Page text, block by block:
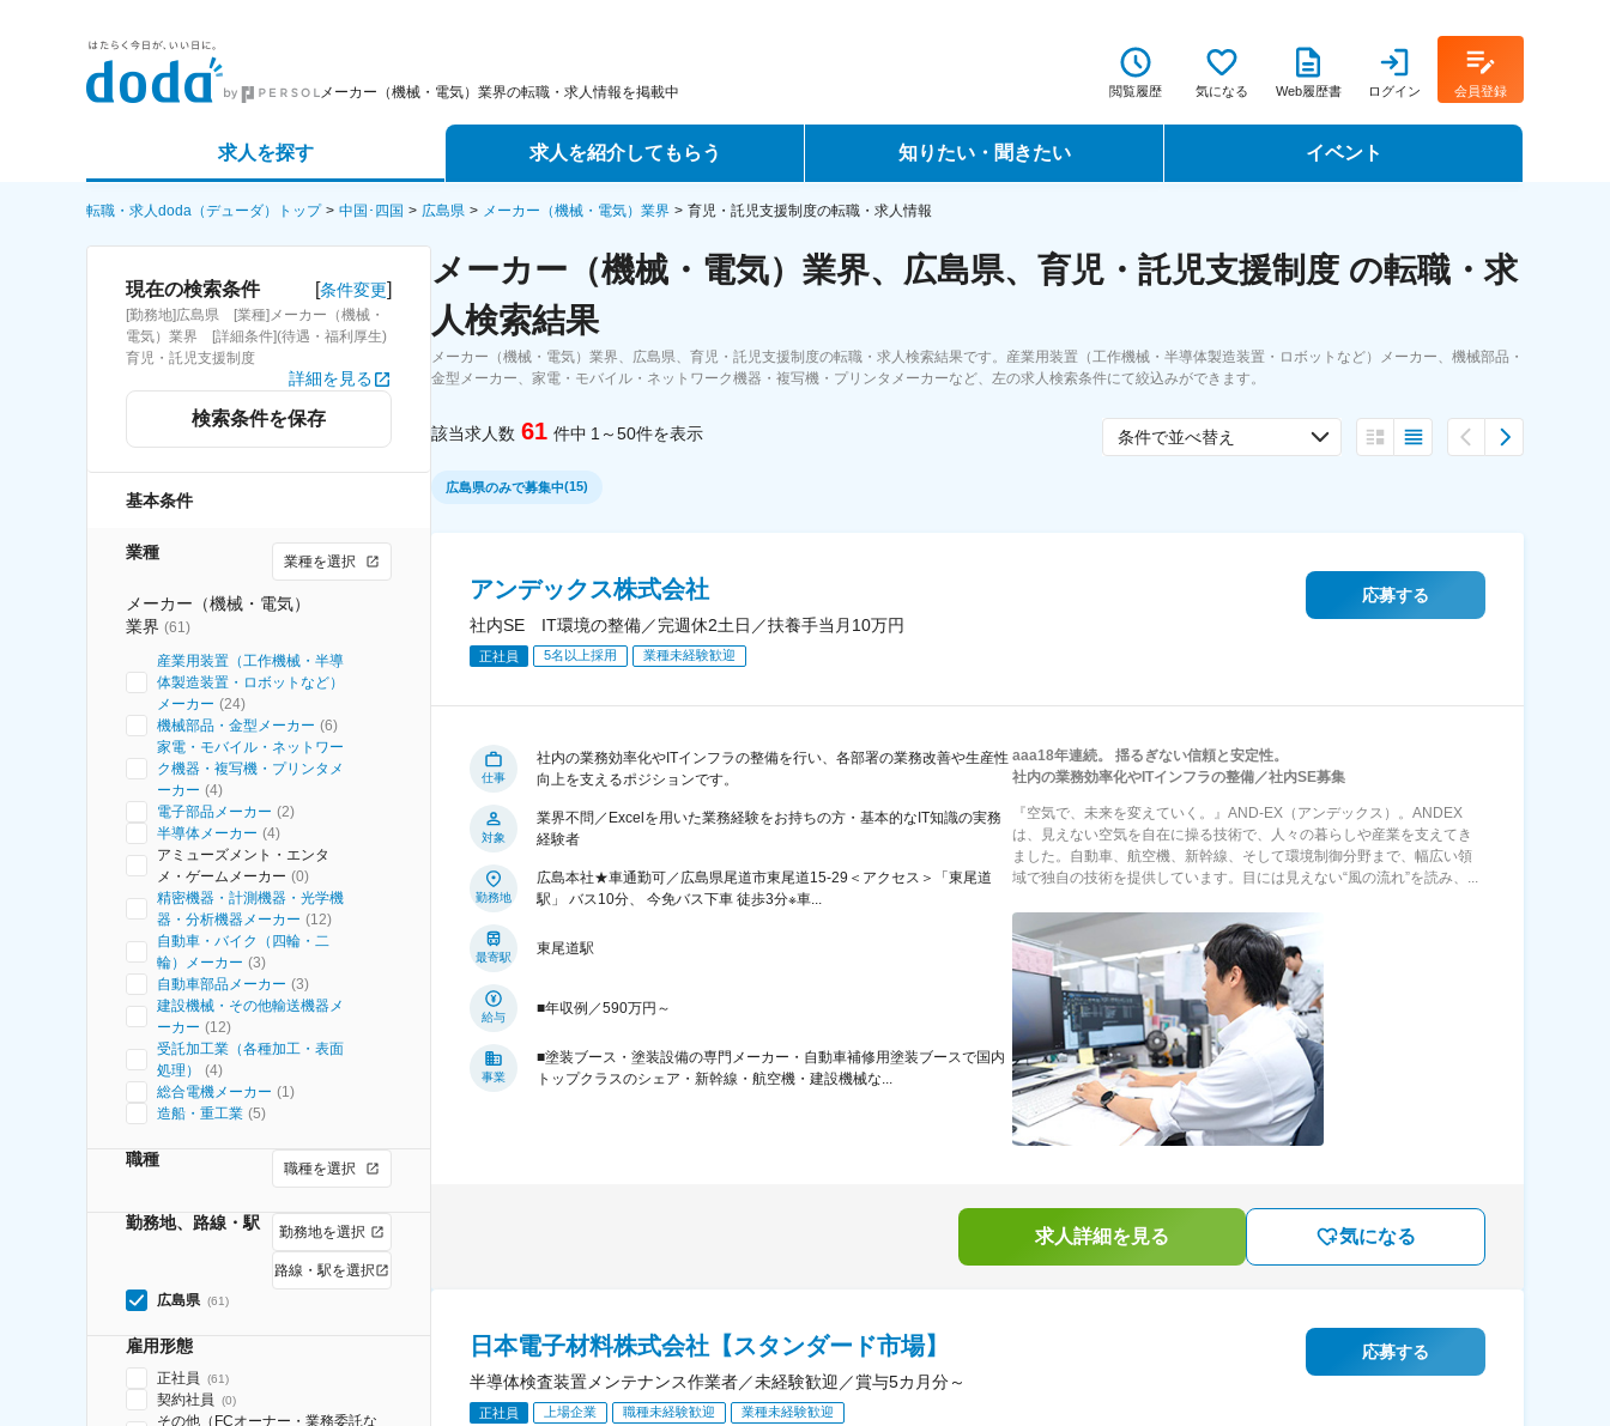
メーカー（機械・電気）業界の転職・求人情報を掲載中 閲覧履歴 気になる Web履歴書 ログイン 会員登録
求人を探す
詳細条件から探す
求人特集から探す
求人を紹介してもらう
エージェントサービス
スカウトサービス
パートナーエージェントサービス
知りたい・聞きたい
転職ノウハウ
データで見る転職
転職Q&A
イベント
転職フェア
転職・求人doda（デューダ）トップ 中国･四国 広島県 メーカー（機械・電気）業界 育児・託児支援制度の転職・求人情報
現在の検索条件 [条件変更]
[勤務地]広島県 [業種]メーカー（機械・
電気）業界 [詳細条件](待遇・福利厚生)
育児・託児支援制度
詳細を見る
検索条件を保存
基本条件
業種 業種を選択
メーカー（機械・電気）
業界 (61)
産業用装置（工作機械・半導
体製造装置・ロボットなど）
メーカー (24)
機械部品・金型メーカー (6)
家電・モバイル・ネットワー
ク機器・複写機・プリンタメ
ーカー (4)
電子部品メーカー (2)
半導体メーカー (4)
アミューズメント・エンタ
メ・ゲームメーカー (0)
精密機器・計測機器・光学機
器・分析機器メーカー (12)
自動車・バイク（四輪・二
輪）メーカー (3)
自動車部品メーカー (3)
建設機械・その他輸送機器メ
ーカー (12)
受託加工業（各種加工・表面
処理）
(4)
総合電機メーカー (1)
造船・重工業 (5)
職種 職種を選択
勤務地、路線・駅 勤務地を選択
路線・駅を選択
広島県 (61)
雇用形態
正社員 (61)
契約社員 (0)
その他（FCオーナー・業務委託な
メーカー（機械・電気）業界、広島県、育児・託児支援制度 の転職・求
人検索結果
メーカー（機械・電気）業界、広島県、育児・託児支援制度の転職・求人検索結果です。産業用装置（工作機械・半導体製造装置・ロボットなど）メーカー、機械部品・
金型メーカー、家電・モバイル・ネットワーク機器・複写機・プリンタメーカーなど、左の求人検索条件にて絞込みができます。
該当求人数 61 件中 1～50件を表示 条件で並べ替え
広島県のみで募集中(15)
アンデックス株式会社
社内SE IT環境の整備／完週休2土日／扶養手当月10万円
正社員 5名以上採用 業種未経験歓迎
応募する
仕事
社内の業務効率化やITインフラの整備を行い、各部署の業務改善や生産性
向上を支えるポジションです。
対象
業界不問／Excelを用いた業務経験をお持ちの方・基本的なIT知識の実務
経験者
勤務地
広島本社★車通勤可／広島県尾道市東尾道15-29＜アクセス＞「東尾道
駅」 バス10分、 今免バス下車 徒歩3分※車...
最寄駅
東尾道駅
給与
■年収例／590万円～
事業
■塗装ブース・塗装設備の専門メーカー・自動車補修用塗装ブースで国内
トップクラスのシェア・新幹線・航空機・建設機械な...
aaa18年連続。 揺るぎない信頼と安定性。
社内の業務効率化やITインフラの整備／社内SE募集
『空気で、未来を変えていく。』AND-EX（アンデックス）。ANDEX
は、見えない空気を自在に操る技術で、人々の暮らしや産業を支えてき
ました。自動車、航空機、新幹線、そして環境制御分野まで、幅広い領
域で独自の技術を提供しています。目には見えない“風の流れ”を読み、...
求人詳細を見る 気になる
日本電子材料株式会社【スタンダード市場】
半導体検査装置メンテナンス作業者／未経験歓迎／賞与5カ月分～
正社員 上場企業 職種未経験歓迎 業種未経験歓迎
応募する